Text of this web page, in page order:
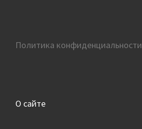
Политика конфиденциальности
О сайте